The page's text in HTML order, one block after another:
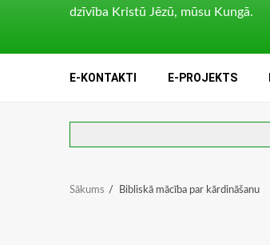
dzīvība Kristū Jēzū, mūsu Kungā.
E-KONTAKTI E-PROJEKTS
Sākums Bibliskā mācība par kārdināšanu